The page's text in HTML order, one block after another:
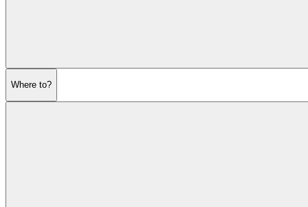
Where to?